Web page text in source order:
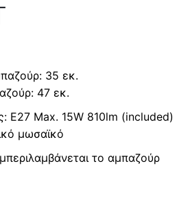
35 εκ.
47 εκ.
E27 Max. 15W 810lm (included)
μωσαϊκό
το αμπαζούρ